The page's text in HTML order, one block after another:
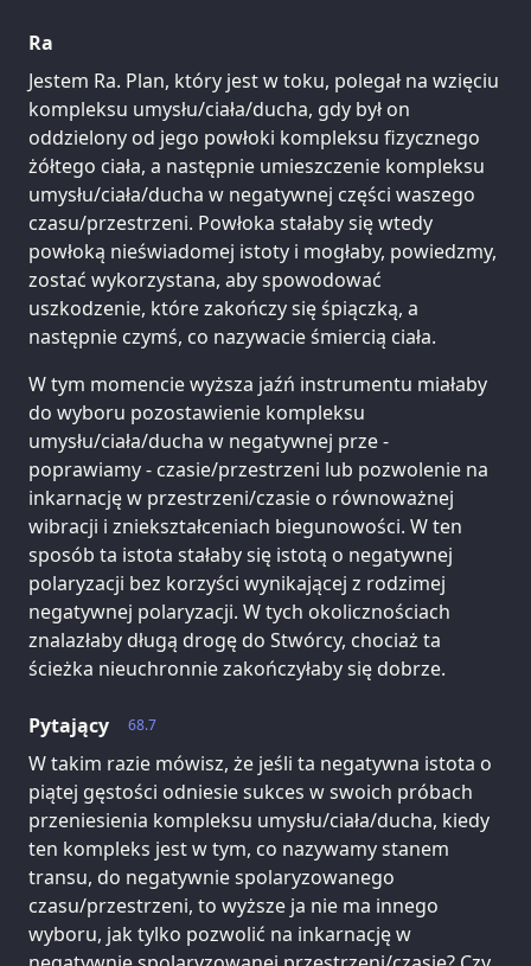
Ra
Jestem Ra. Plan, który jest w toku, polegał na wzięciu
kompleksu umysłu/ciała/ducha, gdy był on
oddzielony od jego powłoki kompleksu fizycznego
żółtego ciała, a następnie umieszczenie kompleksu
umysłu/ciała/ducha w negatywnej części waszego
czasu/przestrzeni. Powłoka stałaby się wtedy
powłoką nieświadomej istoty i mogłaby, powiedzmy,
zostać wykorzystana, aby spowodować
uszkodzenie, które zakończy się śpiączką, a
następnie czymś, co nazywacie śmiercią ciała.
W tym momencie wyższa jaźń instrumentu miałaby
do wyboru pozostawienie kompleksu
umysłu/ciała/ducha w negatywnej prze -
poprawiamy - czasie/przestrzeni lub pozwolenie na
inkarnację w przestrzeni/czasie o równoważnej
wibracji i zniekształceniach biegunowości. W ten
sposób ta istota stałaby się istotą o negatywnej
polaryzacji bez korzyści wynikającej z rodzimej
negatywnej polaryzacji. W tych okolicznościach
znalazłaby długą drogę do Stwórcy, chociaż ta
ścieżka nieuchronnie zakończyłaby się dobrze.
68.7
Pytający
W takim razie mówisz, że jeśli ta negatywna istota o
piątej gęstości odniesie sukces w swoich próbach
przeniesienia kompleksu umysłu/ciała/ducha, kiedy
ten kompleks jest w tym, co nazywamy stanem
transu, do negatywnie spolaryzowanego
czasu/przestrzeni, to wyższe ja nie ma innego
wyboru, jak tylko pozwolić na inkarnację w